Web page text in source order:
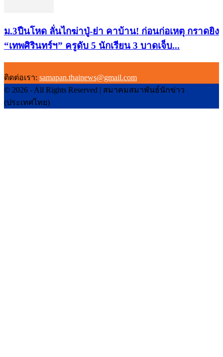
ม.3ปืนโหด ลั่นไกฆ่าปู่-ย่า คาบ้าน! ก่อนก่อเหตุ กราดยิง
“เทพศิรินทร์ฯ” ครูดับ 5 นักเรียน 3 บาดเจ็บ...
ติดต่อเรา: samapan.thainews@gmail.com
© 2026 - All Rights Reserved | สมาคมสมาพันธ์นักข่าว
(ประเทศไทย)